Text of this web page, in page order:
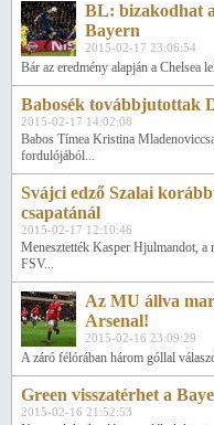
BL: bizakodhat a
Bayern
2015-02-17 23:06:54
Bár az eredmény alapján a Chelsea
Babosék továbbjutottak
2015-02-17 14:02:08
Babos Tímea Kristina
fordulójából...
Svájci edző Szalai
csapatánál
2015-02-17 12:10:46
Menesztették Kasper Hjulmandot, a
FSV...
Az MU állva
Arsenal!
2015-02-16 23:09:29
A záró félórában három góllal
Green visszatérhet a
2015-02-16 21:52:53